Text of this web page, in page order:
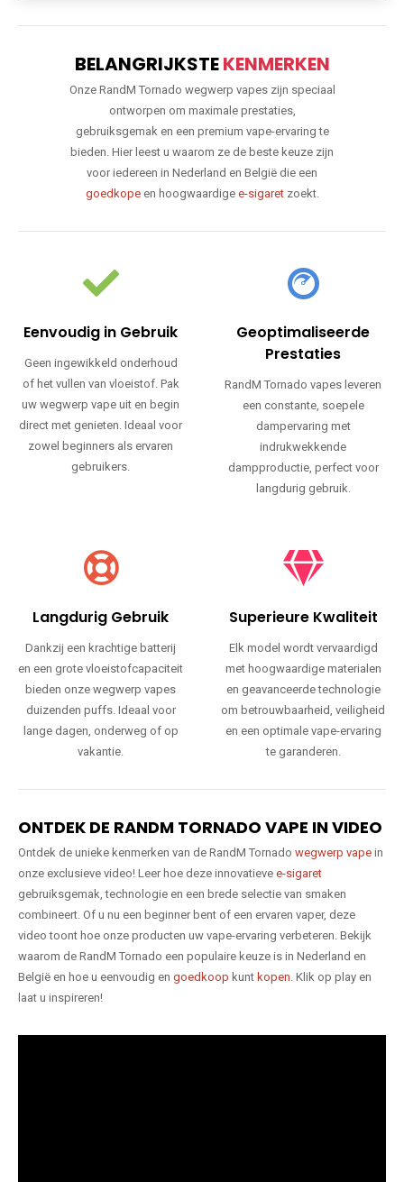
BELANGRIJKSTEKENMERKEN
Onze RandM Tornado wegwerp vapes zijn speciaal
ontworpen om maximale prestaties,
gebruiksgemak en een premium vape-ervaring te
bieden. Hier leest u waarom ze de beste keuze zijn
voor iedereen in Nederland en België die een
goedkopeen hoogwaardige e-sigaretzoekt.
Eenvoudig in Gebruik
Geen ingewikkeld onderhoud
of het vullen van vloeistof. Pak
uw wegwerp vape uit en begin
direct met genieten. Ideaal voor
zowel beginners als ervaren
gebruikers.
Geoptimaliseerde
Prestaties
RandM Tornado vapes leveren
een constante, soepele
dampervaring met
indrukwekkende
dampproductie, perfect voor
langdurig gebruik.
Langdurig Gebruik
Dankzij een krachtige batterij
en een grote vloeistofcapaciteit
bieden onze wegwerp vapes
duizenden puffs. Ideaal voor
lange dagen, onderweg of op
vakantie.
Superieure Kwaliteit
Elk model wordt vervaardigd
met hoogwaardige materialen
en geavanceerde technologie
om betrouwbaarheid, veiligheid
en een optimale vape-ervaring
te garanderen.
ONTDEK DE RANDM TORNADO VAPE IN VIDEO
Ontdek de unieke kenmerken van de RandM Tornado wegwerp vape in
onze exclusieve video! Leer hoe deze innovatieve e-sigaret
gebruiksgemak, technologie en een brede selectie van smaken
combineert. Of u nu een beginner bent of een ervaren vaper, deze
video toont hoe onze producten uw vape-ervaring verbeteren. Bekijk
waarom de RandM Tornado een populaire keuze is in Nederland en
België en hoe u eenvoudig en goedkoop kunt kopen. Klik op play en
laat u inspireren!